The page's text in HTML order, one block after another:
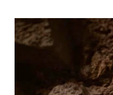
edilebilir.
Topuklu ayakkabı hangi
Elbise, etek, kumaş pantolon,